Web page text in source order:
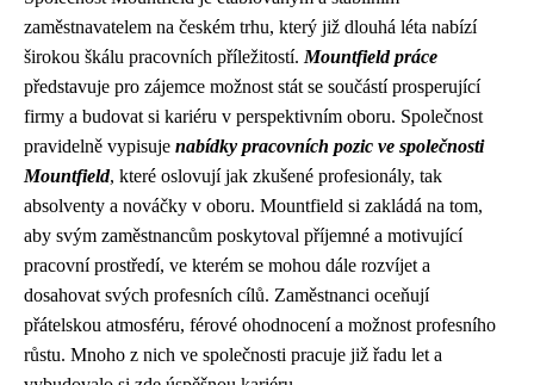
zaměstnavatelem na českém trhu, který již dlouhá léta nabízí
širokou škálu pracovních příležitostí. Mountfield práce
představuje pro zájemce možnost stát se součástí prosperující
firmy a budovat si kariéru v perspektivním oboru. Společnost
pravidelně vypisuje nabídky pracovních pozic ve společnosti
Mountfield, které oslovují jak zkušené profesionály, tak
absolventy a nováčky v oboru. Mountfield si zakládá na tom,
aby svým zaměstnancům poskytoval příjemné a motivující
pracovní prostředí, ve kterém se mohou dále rozvíjet a
dosahovat svých profesních cílů. Zaměstnanci oceňují
přátelskou atmosféru, férové ohodnocení a možnost profesního
růstu. Mnoho z nich ve společnosti pracuje již řadu let a